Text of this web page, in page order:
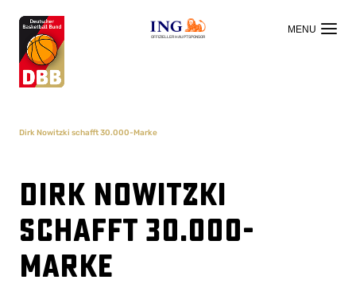
OFFIZIELLER HAUPTSPONSOR
Dirk Nowitzki schafft 30.000-Marke
Dirk Nowitzki
schafft 30.000-
Marke